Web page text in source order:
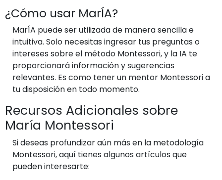
¿Cómo usar MarÍA?
MarÍA puede ser utilizada de manera sencilla e
intuitiva. Solo necesitas ingresar tus preguntas o
intereses sobre el método Montessori, y la IA te
proporcionará información y sugerencias
relevantes. Es como tener un mentor Montessori a
tu disposición en todo momento.
Recursos Adicionales sobre
María Montessori
Si deseas profundizar aún más en la metodología
Montessori, aquí tienes algunos artículos que
pueden interesarte: